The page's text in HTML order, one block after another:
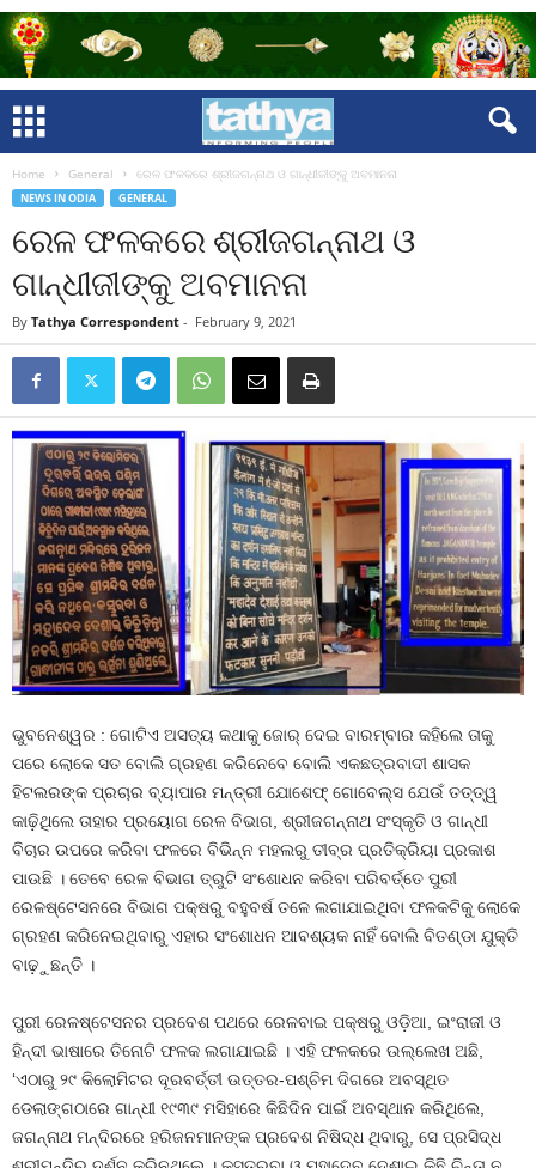
Home General ରେଳ ଫଳକରେ ଶ୍ରୀଜଗନ୍ନାଥ ଓ ଗାନ୍ଧୀଜୀଙ୍କୁ ଅବମାନନା
NEWS IN ODIA GENERAL
ରେଳ ଫଳକରେ ଶ୍ରୀଜଗନ୍ନାଥ ଓ
ଗାନ୍ଧୀଜୀଙ୍କୁ ଅବମାନନା
By Tathya Correspondent - February 9, 2021
ଭୁବନେଶ୍ୱର : ଗୋଟିଏ ଅସତ୍ୟ କଥାକୁ ଜୋର୍‍ ଦେଇ ବାରମ୍ବାର କହିଲେ ତାକୁ
ପରେ ଲୋକେ ସତ ବୋଲି ଗ୍ରହଣ କରିନେବେ ବୋଲି ଏକଛତ୍ରବାଦୀ ଶାସକ
ହିଟଲରଙ୍କ ପ୍ରଚାର ବ୍ୟାପାର ମନ୍ତ୍ରୀ ଯୋଶେଫ୍‍ ଗୋବେଲ୍ସ ଯେଉଁ ତତ୍ତ୍ୱ
କାଢ଼ିଥିଲେ ତାହାର ପ୍ରୟୋଗ ରେଳ ବିଭାଗ, ଶ୍ରୀଜଗନ୍ନାଥ ସଂସ୍କୃତି ଓ ଗାନ୍ଧୀ
ବିଚାର ଉପରେ କରିବା ଫଳରେ ବିଭିନ୍ନ ମହଲରୁ ତୀବ୍ର ପ୍ରତିକ୍ରିୟା ପ୍ରକାଶ
ପାଉଛି । ତେବେ ରେଳ ବିଭାଗ ତ୍ରୁଟି ସଂଶୋଧନ କରିବା ପରିବର୍ତ୍ତେ ପୁରୀ
ରେଳଷ୍ଟେସନରେ ବିଭାଗ ପକ୍ଷରୁ ବହୁବର୍ଷ ତଳେ ଲଗାଯାଇଥିବା ଫଳକଟିକୁ ଲୋକେ
ଗ୍ରହଣ କରିନେଇଥିବାରୁ ଏହାର ସଂଶୋଧନ ଆବଶ୍ୟକ ନାହିଁ ବୋଲି ବିତଣ୍ଡା ଯୁକ୍ତି
ବାଢ଼ୁଛନ୍ତି ।
ପୁରୀ ରେଳଷ୍ଟେସନର ପ୍ରବେଶ ପଥରେ ରେଳବାଇ ପକ୍ଷରୁ ଓଡ଼ିଆ, ଇଂରାଜୀ ଓ
ହିନ୍ଦୀ ଭାଷାରେ ତିନୋଟି ଫଳକ ଲଗାଯାଇଛି । ଏହି ଫଳକରେ ଉଲ୍ଲେଖ ଅଛି,
‘ଏଠାରୁ ୨୯ କିଲୋମିଟର ଦୂରବର୍ତ୍ତୀ ଉତ୍ତର-ପଶ୍ଚିମ ଦିଗରେ ଅବସ୍ଥିତ
ଡେଲାଙ୍ଗଠାରେ ଗାନ୍ଧୀ ୧୯୩୯ ମସିହାରେ କିଛିଦିନ ପାଇଁ ଅବସ୍ଥାନ କରିଥିଲେ,
ଜଗନ୍ନାଥ ମନ୍ଦିରରେ ହରିଜନମାନଙ୍କ ପ୍ରବେଶ ନିଷିଦ୍ଧ ଥିବାରୁ, ସେ ପ୍ରସିଦ୍ଧ